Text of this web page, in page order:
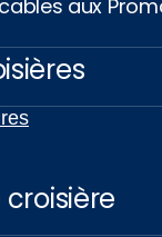
aux